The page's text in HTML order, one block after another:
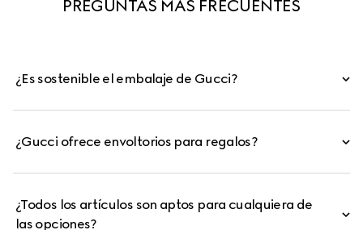
PREGUNTAS MÁS FRECUENTES
¿Es sostenible el embalaje de Gucci?
¿Gucci ofrece envoltorios para regalos?
¿Todos los artículos son aptos para cualquiera de
las opciones?